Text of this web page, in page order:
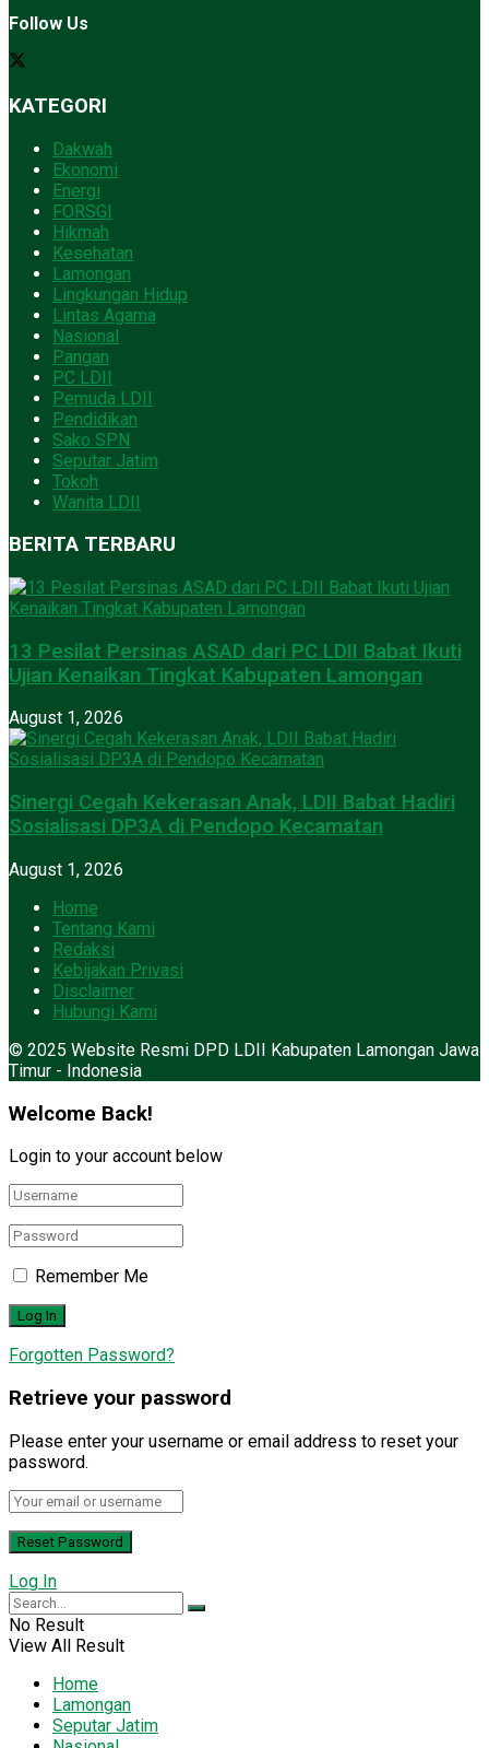
Follow Us
KATEGORI
Dakwah
Ekonomi
Energi
FORSGI
Hikmah
Kesehatan
Lamongan
Lingkungan Hidup
Lintas Agama
Nasional
Pangan
PC LDII
Pemuda LDII
Pendidikan
Sako SPN
Seputar Jatim
Tokoh
Wanita LDII
BERITA TERBARU
13 Pesilat Persinas ASAD dari PC LDII Babat Ikuti
Ujian Kenaikan Tingkat Kabupaten Lamongan
August 1, 2026
Sinergi Cegah Kekerasan Anak, LDII Babat Hadiri
Sosialisasi DP3A di Pendopo Kecamatan
August 1, 2026
Home
Tentang Kami
Redaksi
Kebijakan Privasi
Disclaimer
Hubungi Kami
© 2025 Website Resmi DPD LDII Kabupaten Lamongan Jawa
Timur - Indonesia
Welcome Back!
Login to your account below
Remember Me
Forgotten Password?
Retrieve your password
Please enter your username or email address to reset your
password.
Log In
No Result
View All Result
Home
Lamongan
Seputar Jatim